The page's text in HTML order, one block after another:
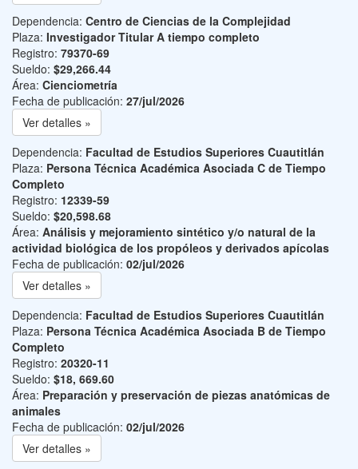
Dependencia: Centro de Ciencias de la Complejidad
Plaza: Investigador Titular A tiempo completo
Registro: 79370-69
Sueldo: $29,266.44
Área: Cienciometría
Fecha de publicación: 27/jul/2026
Ver detalles »
Dependencia: Facultad de Estudios Superiores Cuautitlán
Plaza: Persona Técnica Académica Asociada C de Tiempo
Completo
Registro: 12339-59
Sueldo: $20,598.68
Área: Análisis y mejoramiento sintético y/o natural de la
actividad biológica de los propóleos y derivados apícolas
Fecha de publicación: 02/jul/2026
Ver detalles »
Dependencia: Facultad de Estudios Superiores Cuautitlán
Plaza: Persona Técnica Académica Asociada B de Tiempo
Completo
Registro: 20320-11
Sueldo: $18, 669.60
Área: Preparación y preservación de piezas anatómicas de
animales
Fecha de publicación: 02/jul/2026
Ver detalles »